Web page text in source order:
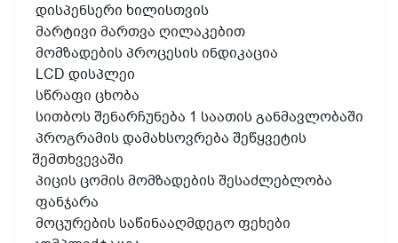
დისპენსერი ხილისთვის
მარტივი მართვა ღილაკებით
მომზადების პროცესის ინდიკაცია
LCD დისპლეი
სწრაფი ცხობა
სითბოს შენარჩუნება 1 საათის განმავლობაში
პროგრამის დამახსოვრება შეწყვეტის
შემთხვევაში
პიცის ცომის მომზადების შესაძლებლობა
ფანჯარა
მოცურების საწინააღმდეგო ფეხები